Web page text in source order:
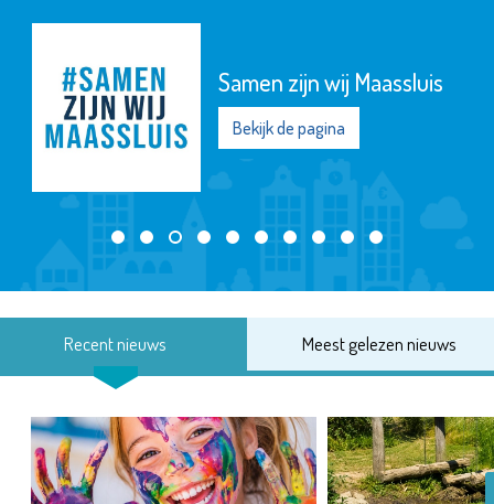
Samen zijn wij Maassluis
Bekijk de pagina
Recent nieuws Meest gelezen nieuws